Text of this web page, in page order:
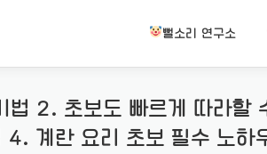
뻘소리 연구소
2. 초보도 빠르게 따라할
계란 요리 초보 필수 노